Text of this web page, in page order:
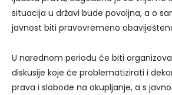
situacija u državi bude povoljna, a o
javnost biti pravovremeno
U narednom periodu će biti
diskusije koje će problematizirati i
prava i slobode na okupljanje, a s